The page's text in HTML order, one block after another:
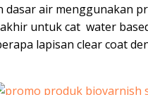
dasar air menggunakan
untuk cat water
lapisan clear coat